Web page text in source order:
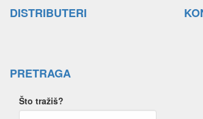
DISTRIBUTERI
PRETRAGA
Što tražiš?